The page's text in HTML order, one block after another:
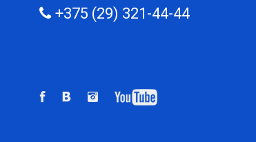
+375 (29) 321-44-44